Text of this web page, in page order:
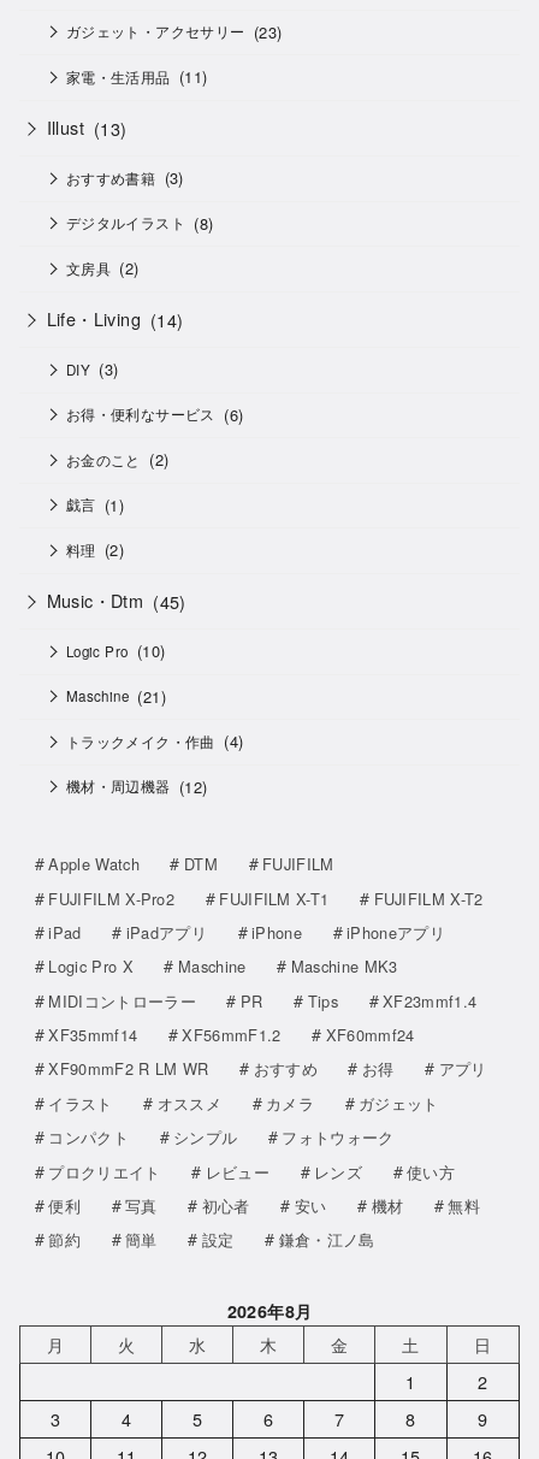
ガジェット・アクセサリー (23)
家電・生活用品 (11)
Illust (13)
おすすめ書籍 (3)
デジタルイラスト (8)
文房具 (2)
Life・Living (14)
DIY (3)
お得・便利なサービス (6)
お金のこと (2)
戯言 (1)
料理 (2)
Music・Dtm (45)
Logic Pro (10)
Maschine (21)
トラックメイク・作曲 (4)
機材・周辺機器 (12)
Apple Watch DTM
FUJIFILM
FUJIFILM X-Pro2
FUJIFILM X-T1
FUJIFILM X-T2
iPad
iPadアプリ iPhone
iPhoneアプリ
Logic Pro X
Maschine
Maschine MK3
MIDIコントローラー
PR Tips
XF23mmf1.4
XF35mmf14
XF56mmF1.2
XF60mmf24
XF90mmF2 R LM WR
おすすめ お得
アプリ
イラスト
オススメ カメラ
ガジェット
コンパクト
シンプル
フォトウォーク
プロクリエイト
レビュー レンズ
使い方
便利
写真 初心者 安い 機材
無料
節約
簡単 設定 鎌倉・江ノ島
2026年8月
月 火 水 木 金 土
日
1
2
3
4 5 6 7 8
9